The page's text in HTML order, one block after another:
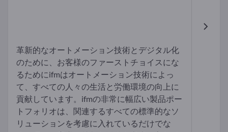
革新的なオートメーション技術とデジタル化
のために、お客様のファーストチョイスにな
るためにifmはオートメーション技術によっ
て、すべての人々の生活と労働環境の向上に
貢献しています。ifmの非常に幅広い製品ポー
トフォリオは、関連するすべての標準的なソ
リューションを考慮に入れているだけでな